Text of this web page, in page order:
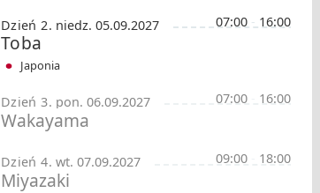
07:00 - 16:00
Dzień 2. niedz. 05.09.2027
Toba
Japonia
07:00 16:00
Dzień 3. pon. 06.09.2027
Wakayama
09:00 18:00
Dzień 4. wt. 07.09.2027
Miyazaki